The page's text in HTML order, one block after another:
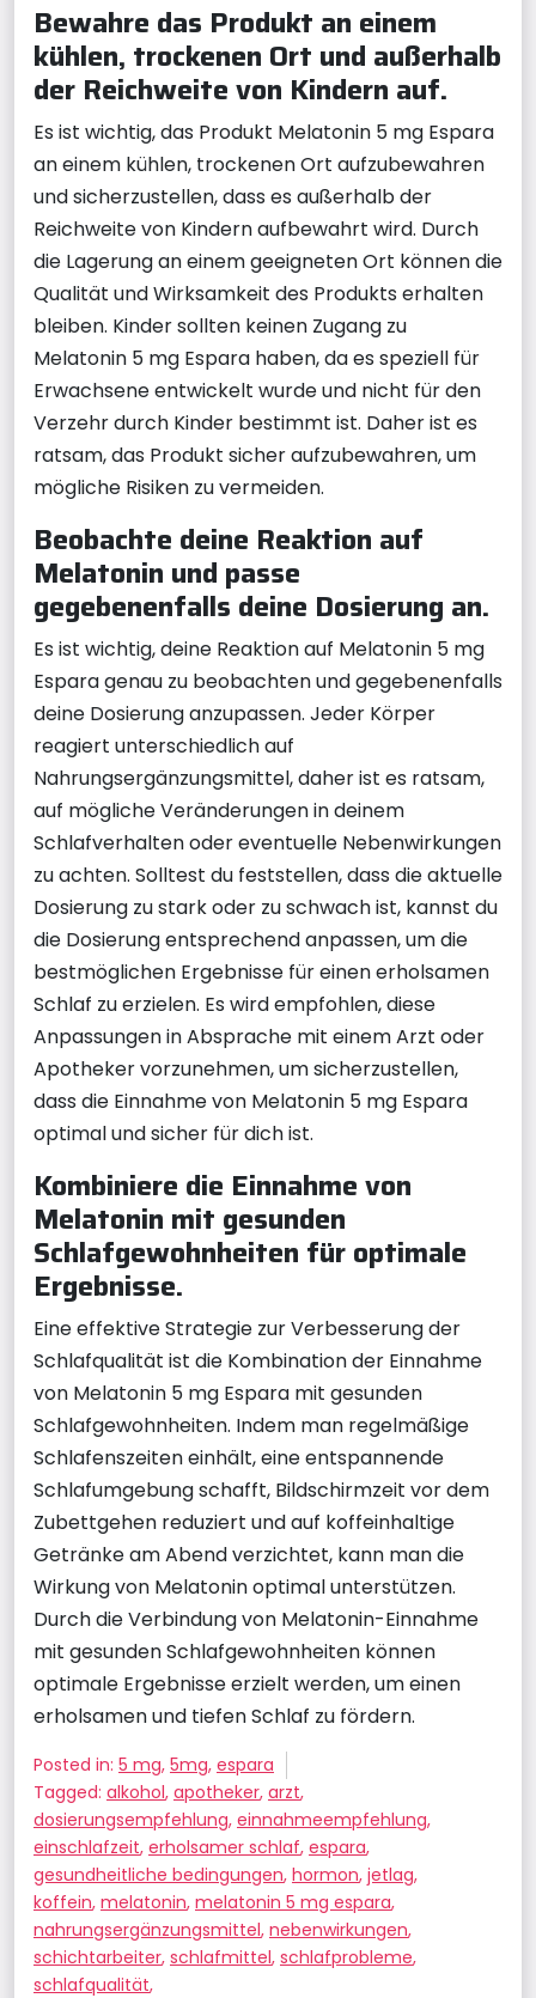
Bewahre das Produkt an einem
kühlen, trockenen Ort und außerhalb
der Reichweite von Kindern auf.
Es ist wichtig, das Produkt Melatonin 5 mg Espara
an einem kühlen, trockenen Ort aufzubewahren
und sicherzustellen, dass es außerhalb der
Reichweite von Kindern aufbewahrt wird. Durch
die Lagerung an einem geeigneten Ort können die
Qualität und Wirksamkeit des Produkts erhalten
bleiben. Kinder sollten keinen Zugang zu
Melatonin 5 mg Espara haben, da es speziell für
Erwachsene entwickelt wurde und nicht für den
Verzehr durch Kinder bestimmt ist. Daher ist es
ratsam, das Produkt sicher aufzubewahren, um
mögliche Risiken zu vermeiden.
Beobachte deine Reaktion auf
Melatonin und passe
gegebenenfalls deine Dosierung an.
Es ist wichtig, deine Reaktion auf Melatonin 5 mg
Espara genau zu beobachten und gegebenenfalls
deine Dosierung anzupassen. Jeder Körper
reagiert unterschiedlich auf
Nahrungsergänzungsmittel, daher ist es ratsam,
auf mögliche Veränderungen in deinem
Schlafverhalten oder eventuelle Nebenwirkungen
zu achten. Solltest du feststellen, dass die aktuelle
Dosierung zu stark oder zu schwach ist, kannst du
die Dosierung entsprechend anpassen, um die
bestmöglichen Ergebnisse für einen erholsamen
Schlaf zu erzielen. Es wird empfohlen, diese
Anpassungen in Absprache mit einem Arzt oder
Apotheker vorzunehmen, um sicherzustellen,
dass die Einnahme von Melatonin 5 mg Espara
optimal und sicher für dich ist.
Kombiniere die Einnahme von
Melatonin mit gesunden
Schlafgewohnheiten für optimale
Ergebnisse.
Eine effektive Strategie zur Verbesserung der
Schlafqualität ist die Kombination der Einnahme
von Melatonin 5 mg Espara mit gesunden
Schlafgewohnheiten. Indem man regelmäßige
Schlafenszeiten einhält, eine entspannende
Schlafumgebung schafft, Bildschirmzeit vor dem
Zubettgehen reduziert und auf koffeinhaltige
Getränke am Abend verzichtet, kann man die
Wirkung von Melatonin optimal unterstützen.
Durch die Verbindung von Melatonin-Einnahme
mit gesunden Schlafgewohnheiten können
optimale Ergebnisse erzielt werden, um einen
erholsamen und tiefen Schlaf zu fördern.
Posted in: 5 mg, 5mg, espara
Tagged: alkohol, apotheker, arzt,
dosierungsempfehlung, einnahmeempfehlung,
einschlafzeit, erholsamer schlaf, espara,
gesundheitliche bedingungen, hormon, jetlag,
koffein, melatonin, melatonin 5 mg espara,
nahrungsergänzungsmittel, nebenwirkungen,
schichtarbeiter, schlafmittel, schlafprobleme,
schlafqualität,